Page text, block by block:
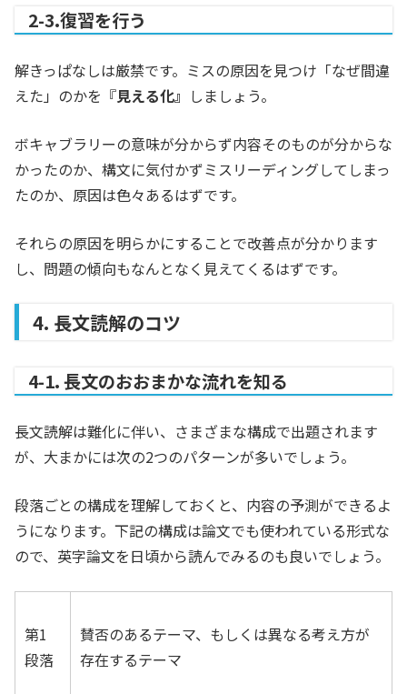
2-3.復習を行う
解きっぱなしは厳禁です。ミスの原因を見つけ「なぜ間違
えた」のかを 『見える化』 しましょう。
ボキャブラリーの意味が分からず内容そのものが分からな
かったのか、構文に気付かずミスリーディングしてしまっ
たのか、原因は色々あるはずです。
それらの原因を明らかにすることで改善点が分かります
し、問題の傾向もなんとなく見えてくるはずです。
4. 長文読解のコツ
4-1. 長文のおおまかな流れを知る
長文読解は難化に伴い、さまざまな構成で出題されます
が、大まかには次の2つのパターンが多いでしょう。
段落ごとの構成を理解しておくと、内容の予測ができるよ
うになります。下記の構成は論文でも使われている形式な
ので、英字論文を日頃から読んでみるのも良いでしょう。
第1
段落
賛否のあるテーマ、もしくは異なる考え方が
存在するテーマ